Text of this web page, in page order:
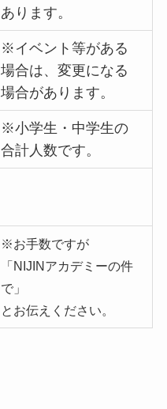
あります。
※イベント等がある
場合は、変更になる
場合があります。
※小学生・中学生の
合計人数です。
※お手数ですが
「NIJINアカデミーの件
で」
とお伝えください。